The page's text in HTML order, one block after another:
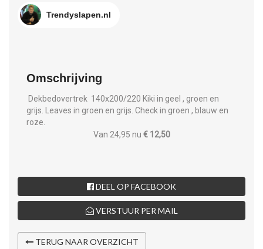
Trendyslapen.nl
Omschrijving
Dekbedovertrek 140x200/220 Kiki in geel , groen en
grijs. Leaves in groen en grijs. Check in groen , blauw en
roze.
Van 24,95 nu € 12,50
DEEL OP FACEBOOK
VERSTUUR PER MAIL
TERUG NAAR OVERZICHT